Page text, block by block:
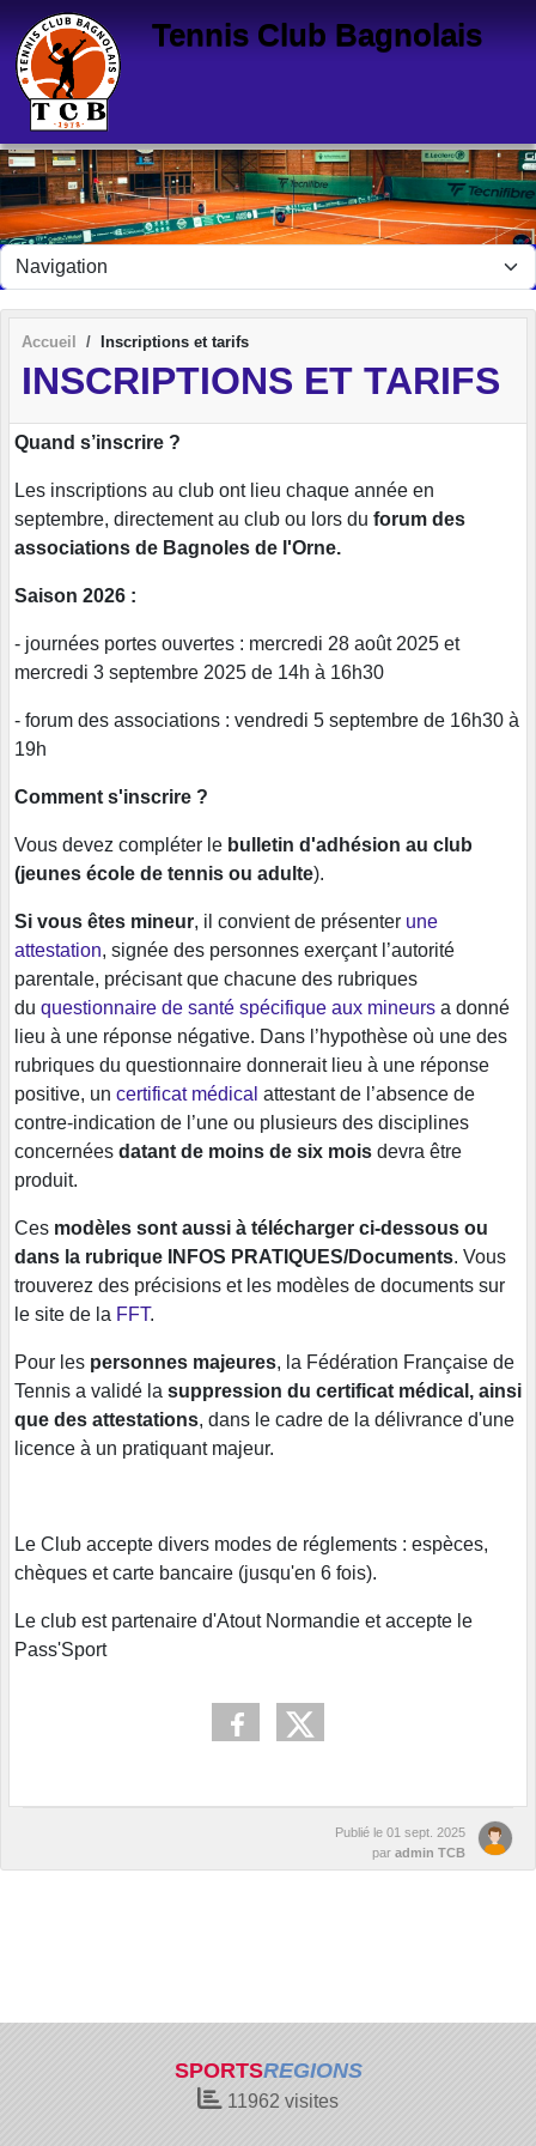
Tennis Club Bagnolais
Accueil Inscriptions et tarifs
INSCRIPTIONS ET TARIFS
Quand s’inscrire ?
Les inscriptions au club ont lieu chaque année en
septembre, directement au club ou lors du forum des
associations de Bagnoles de l'Orne.
Saison 2026 :
- journées portes ouvertes : mercredi 28 août 2025 et
mercredi 3 septembre 2025 de 14h à 16h30
- forum des associations : vendredi 5 septembre de 16h30 à
19h
Comment s'inscrire ?
Vous devez compléter le bulletin d'adhésion au club
(jeunes école de tennis ou adulte).
Si vous êtes mineur, il convient de présenter une
attestation, signée des personnes exerçant l’autorité
parentale, précisant que chacune des rubriques
du questionnaire de santé spécifique aux mineurs a donné
lieu à une réponse négative. Dans l’hypothèse où une des
rubriques du questionnaire donnerait lieu à une réponse
positive, un certificat médical attestant de l’absence de
contre-indication de l’une ou plusieurs des disciplines
concernées datant de moins de six mois devra être
produit.
Ces modèles sont aussi à télécharger ci-dessous ou
dans la rubrique INFOS PRATIQUES/Documents. Vous
trouverez des précisions et les modèles de documents sur
le site de la FFT.
Pour les personnes majeures, la Fédération Française de
Tennis a validé la suppression du certificat médical, ainsi
que des attestations, dans le cadre de la délivrance d'une
licence à un pratiquant majeur.
Le Club accepte divers modes de réglements : espèces,
chèques et carte bancaire (jusqu'en 6 fois).
Le club est partenaire d'Atout Normandie et accepte le
Pass'Sport
Publié le 01 sept. 2025
par admin TCB
SPORTSREGIONS
11962 visites
Panneau de gestion des cookies